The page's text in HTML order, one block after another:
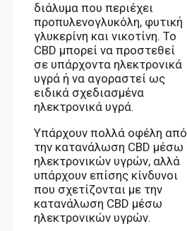
διάλυμα που περιέχει
προπυλενογλυκόλη, φυτική
γλυκερίνη και νικοτίνη. Το
CBD μπορεί να προστεθεί
σε υπάρχοντα ηλεκτρονικά
υγρά ή να αγοραστεί ως
ειδικά σχεδιασμένα
ηλεκτρονικά υγρά.
Υπάρχουν πολλά οφέλη από
την κατανάλωση CBD μέσω
ηλεκτρονικών υγρών, αλλά
υπάρχουν επίσης κίνδυνοι
που σχετίζονται με την
κατανάλωση CBD μέσω
ηλεκτρονικών υγρών.